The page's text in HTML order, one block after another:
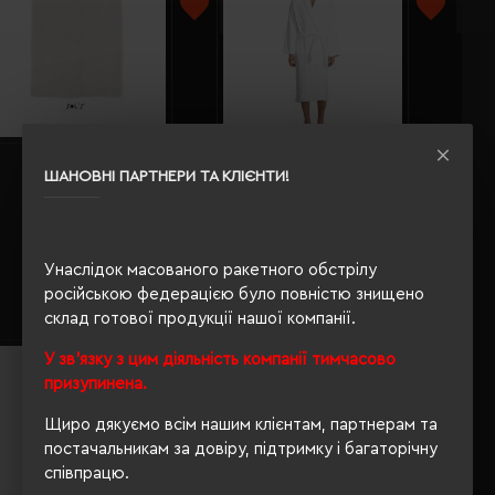
ШАНОВНІ ПАРТНЕРИ ТА КЛІЄНТИ!
Унаслідок масованого ракетного обстрілу
російською федерацією було повністю знищено
склад готової продукції нашої компанії.
У зв'язку з цим діяльність компанії тимчасово
призупинена.
Щиро дякуємо всім нашим клієнтам, партнерам та
постачальникам за довіру, підтримку і багаторічну
співпрацю.
Bayside 100х150 см білий -
1422.24 грн
Детальніше...
Халат махровий SOL'S Palace
3150.55 грн
Детальніше...